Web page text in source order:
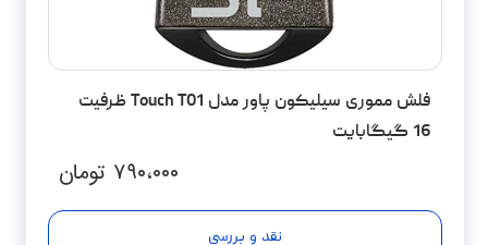
فلش مموری سیلیکون پاور مدل Touch T01 ظرفیت
16 گیگابایت
۷۹۰،۰۰۰ تومان
نقد و بررسی